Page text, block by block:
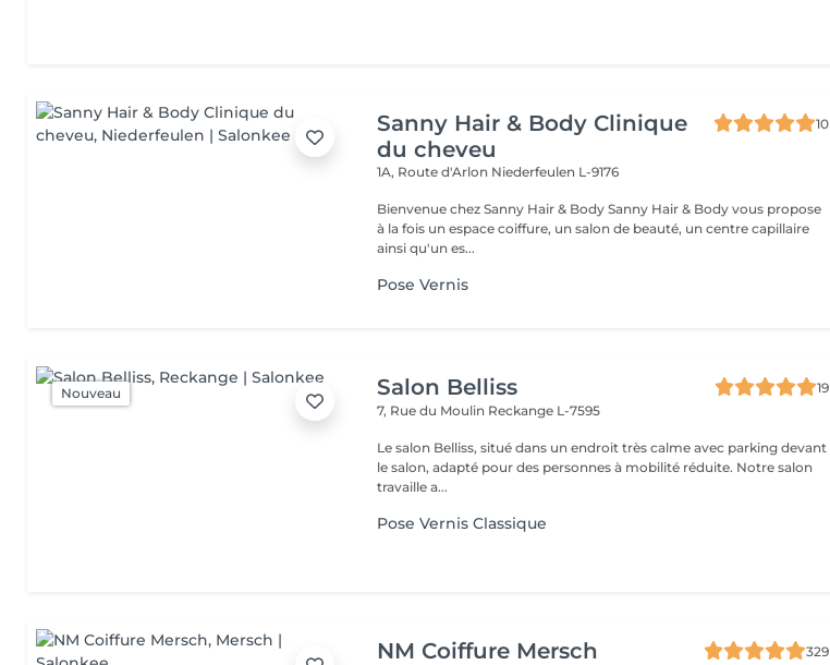
Sanny Hair & Body Clinique
du cheveu
10
1A, Route d'Arlon Niederfeulen L-9176
Bienvenue chez Sanny Hair & Body Sanny Hair & Body vous propose
à la fois un espace coiffure, un salon de beauté, un centre capillaire
ainsi qu'un es...
Pose Vernis
Nouveau Salon Belliss
19
7, Rue du Moulin Reckange L-7595
Le salon Belliss, situé dans un endroit très calme avec parking devant
le salon, adapté pour des personnes à mobilité réduite. Notre salon
travaille a...
Pose Vernis Classique
NM Coiffure Mersch
329